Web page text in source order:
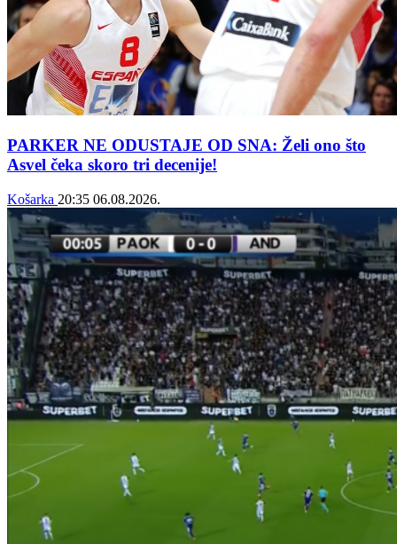
PARKER NE ODUSTAJE OD SNA: Želi ono što
Asvel čeka skoro tri decenije!
Košarka 20:35 06.08.2026.